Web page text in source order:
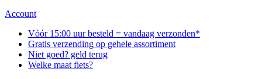
Account
Vóór 15:00 uur besteld = vandaag verzonden*
Gratis verzending op gehele assortiment
Niet goed? geld terug
Welke maat fiets?